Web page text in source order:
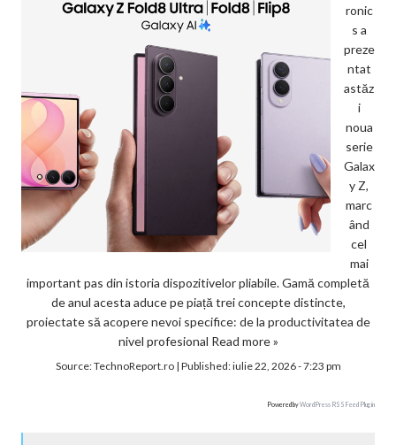
ronic
s a
preze
ntat
astăz
i
noua
serie
Galax
y Z,
marc
ând
cel
mai
important pas din istoria dispozitivelor pliabile. Gamă completă
de anul acesta aduce pe piață trei concepte distincte,
proiectate să acopere nevoi specifice: de la productivitatea de
nivel profesional Read more »
Source:TechnoReport.ro| Published:iulie 22, 2026 - 7:23 pm
Powered byWordPress RSS Feed Plugin